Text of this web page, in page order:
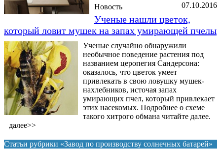
07.10.2016
Новость
Ученые нашли цветок,
который ловит мушек на запах умирающей пчелы
Ученые случайно обнаружили
необычное поведение растения под
названием церопегия Сандерсона:
оказалось, что цветок умеет
привлекать в свою ловушку мушек-
нахлебников, источая запах
умирающих пчел, который привлекает
этих насекомых. Подробнее о схеме
такого хитрого обмана читайте далее.
далее>>
Статьи рубрики «Завод по производству солнечных батарей»